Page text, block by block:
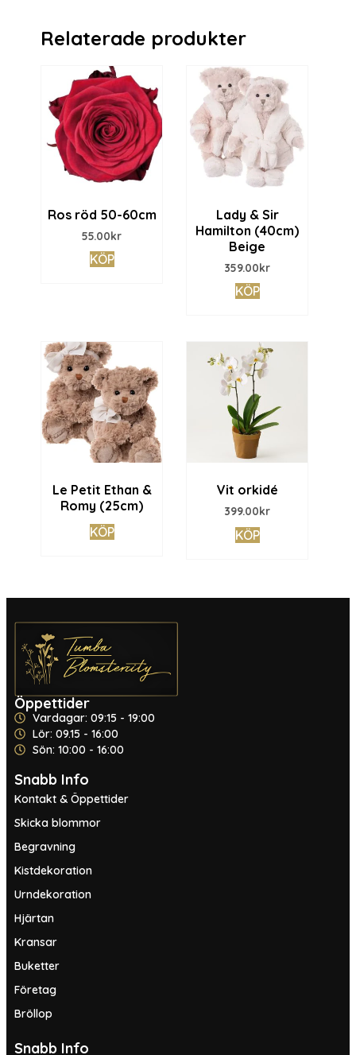
Relaterade produkter
Ros röd 50-60cm
55.00kr
KÖP
Lady & Sir
Hamilton (40cm)
Beige
359.00kr
KÖP
Le Petit Ethan &
Romy (25cm)
KÖP
Vit orkidé
399.00kr
KÖP
Öppettider
Vardagar: 09:15 - 19:00
Lör: 09.15 - 16:00
Sön: 10:00 - 16:00
Snabb Info
Kontakt & Öppettider
Skicka blommor
Begravning
Kistdekoration
Urndekoration
Hjärtan
Kransar
Buketter
Företag
Bröllop
Snabb Info